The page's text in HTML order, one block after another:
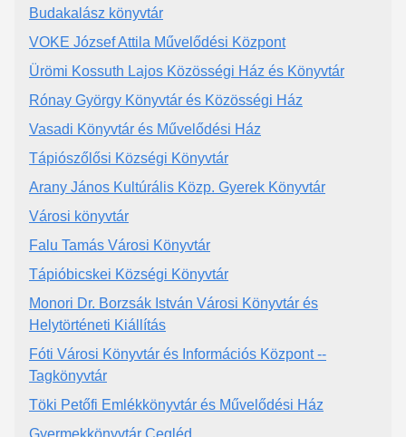
Budakalász könyvtár
VOKE József Attila Művelődési Központ
Ürömi Kossuth Lajos Közösségi Ház és Könyvtár
Rónay György Könyvtár és Közösségi Ház
Vasadi Könyvtár és Művelődési Ház
Tápiószőlősi Községi Könyvtár
Arany János Kultúrális Közp. Gyerek Könyvtár
Városi könyvtár
Falu Tamás Városi Könyvtár
Tápióbicskei Községi Könyvtár
Monori Dr. Borzsák István Városi Könyvtár és
Helytörténeti Kiállítás
Fóti Városi Könyvtár és Információs Központ --
Tagkönyvtár
Töki Petőfi Emlékkönyvtár és Művelődési Ház
Gyermekkönyvtár Cegléd